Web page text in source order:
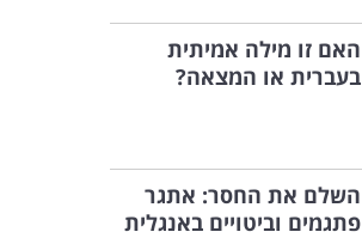
האם זו מילה אמיתית
בעברית או המצאה?
השלם את החסר: אתגר
פתגמים וביטויים באנגלית